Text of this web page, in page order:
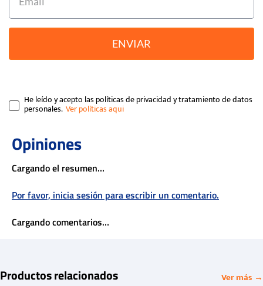
ENVIAR
He leído y acepto las políticas de privacidad y tratamiento de datos
personales.
Cargando el resumen…
Por favor, inicia sesión para escribir un comentario.
Cargando comentarios…
Productos relacionados Ver más →